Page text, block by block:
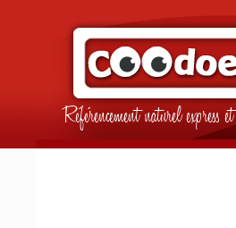
Référencement naturel